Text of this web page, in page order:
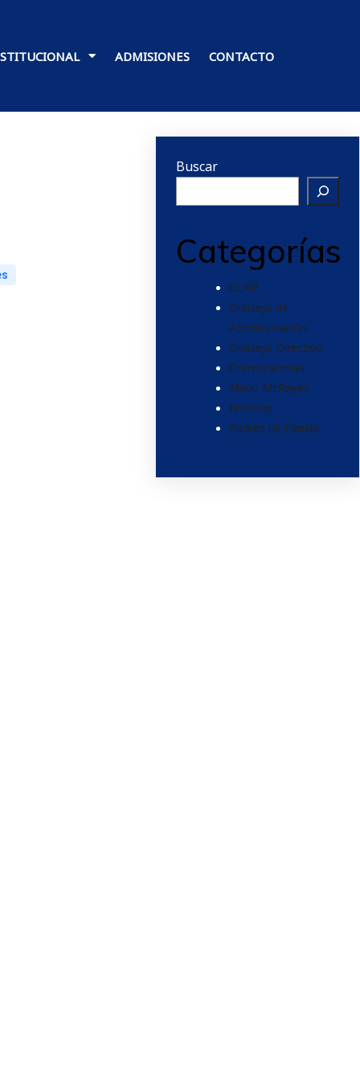
ADMISIONES CONTACTO
Buscar
Categorías
CCRP
Consejo de
Administración
Consejo Directivo
Convocatorias
Menú McReyes
Noticias
Padres de Famila